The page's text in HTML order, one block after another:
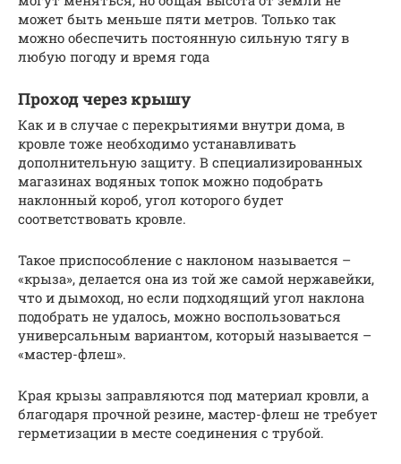
может быть меньше пяти метров. Только так
можно обеспечить постоянную сильную тягу в
любую погоду и время года
Проход через крышу
Как и в случае с перекрытиями внутри дома, в
кровле тоже необходимо устанавливать
дополнительную защиту. В специализированных
магазинах водяных топок можно подобрать
наклонный короб, угол которого будет
соответствовать кровле.
Такое приспособление с наклоном называется –
«крыза», делается она из той же самой нержавейки,
что и дымоход, но если подходящий угол наклона
подобрать не удалось, можно воспользоваться
универсальным вариантом, который называется –
«мастер-флеш».
Края крызы заправляются под материал кровли, а
благодаря прочной резине, мастер-флеш не требует
герметизации в месте соединения с трубой.